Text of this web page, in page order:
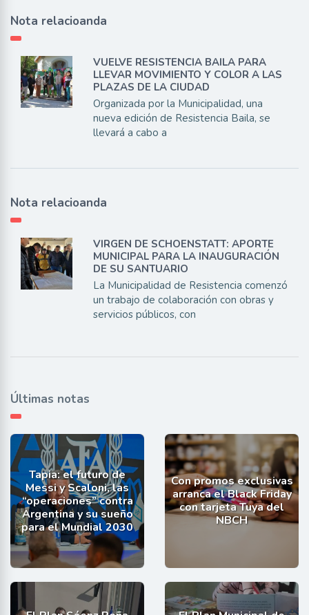
Nota relacioanda
VUELVE RESISTENCIA BAILA PARA
LLEVAR MOVIMIENTO Y COLOR A LAS
PLAZAS DE LA CIUDAD
Organizada por la Municipalidad, una
nueva edición de Resistencia Baila, se
llevará a cabo a
Nota relacioanda
VIRGEN DE SCHOENSTATT: APORTE
MUNICIPAL PARA LA INAUGURACIÓN
DE SU SANTUARIO
La Municipalidad de Resistencia comenzó
un trabajo de colaboración con obras y
servicios públicos, con
Últimas notas
Tapia: el futuro de
Messi y Scaloni, las
“operaciones” contra
Argentina y su sueño
para el Mundial 2030
Con promos exclusivas
arranca el Black Friday
con tarjeta Tuya del
NBCH